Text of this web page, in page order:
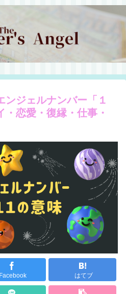
ンジェルナンバー「１
・恋愛・復縁・仕事・
Facebook はてブ